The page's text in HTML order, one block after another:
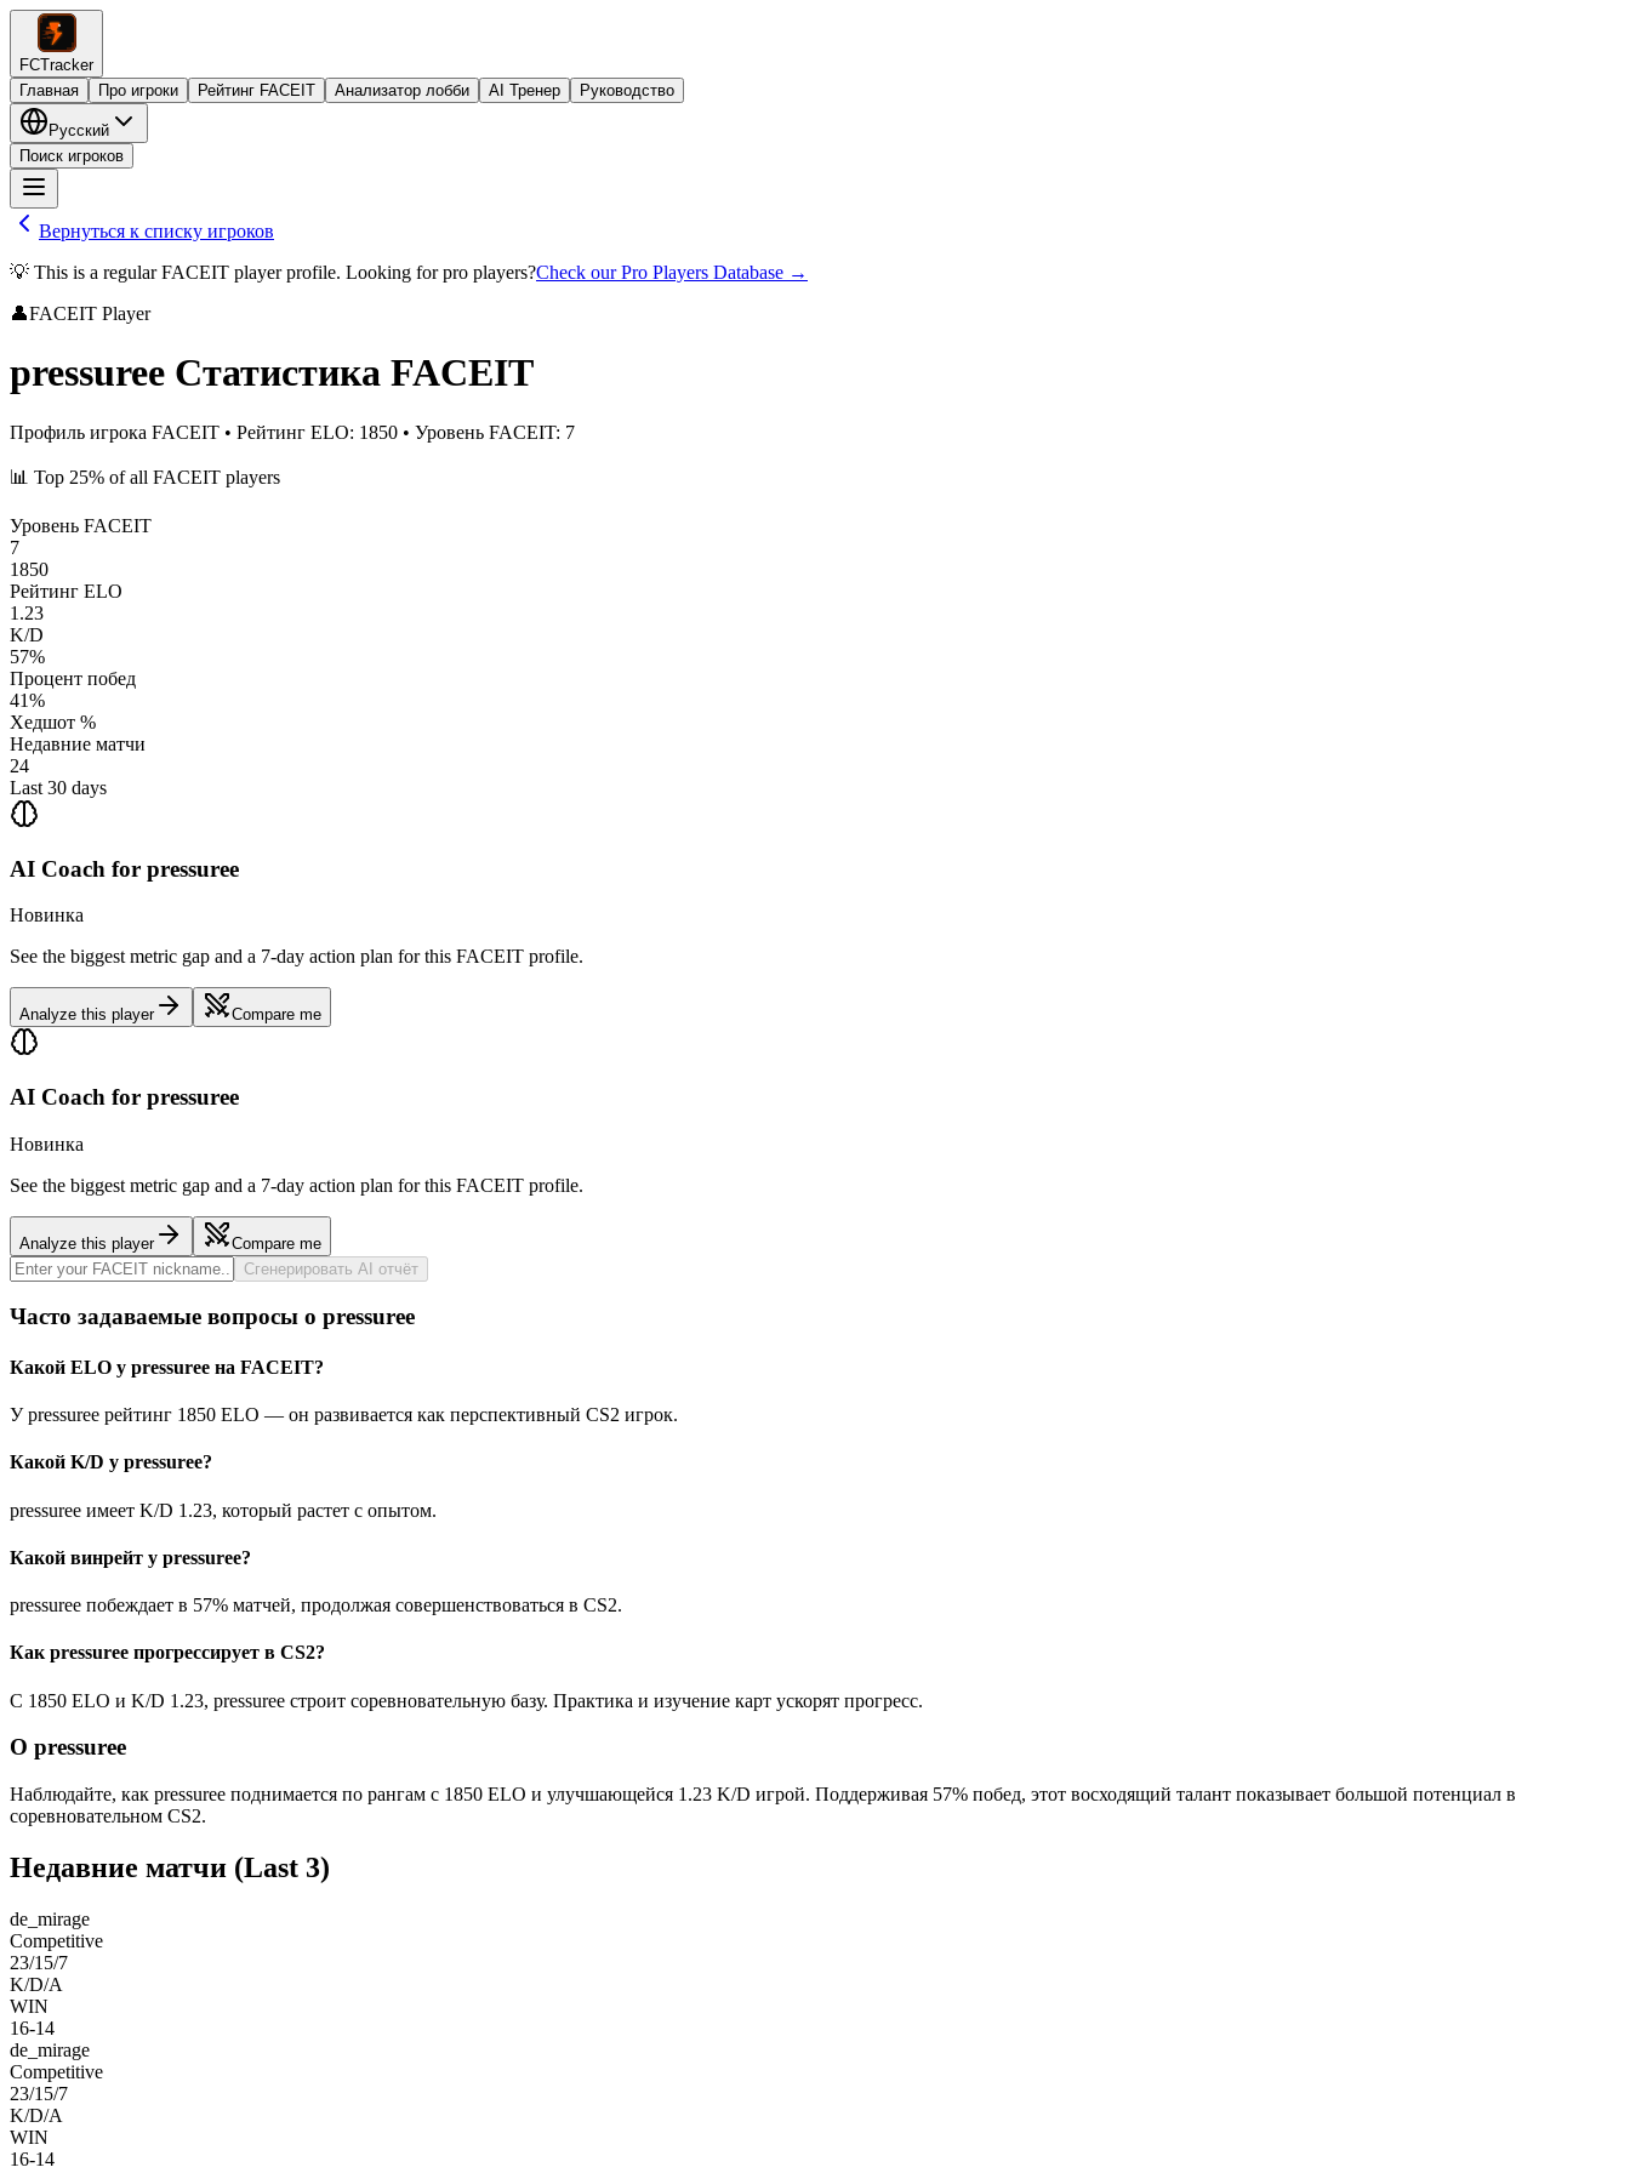
FCTracker
Главная
Про игроки Рейтинг FACEIT Анализатор лобби AI Тренер Руководство
Русский
Поиск игроков
Вернуться к списку игроков
💡 This is a regular FACEIT player profile. Looking for pro players?Check our Pro Players Database →
👤FACEIT Player
pressuree Статистика FACEIT
Профиль игрока FACEIT • Рейтинг ELO: 1850 • Уровень FACEIT: 7
📊 Top 25% of all FACEIT players
Уровень FACEIT
7
1850
Рейтинг ELO
1.23
K/D
57%
Процент побед
41%
Хедшот %
Недавние матчи
24
Last 30 days
AI Coach for pressuree
Новинка
See the biggest metric gap and a 7-day action plan for this FACEIT profile.
Analyze this player Compare me
AI Coach for pressuree
Новинка
See the biggest metric gap and a 7-day action plan for this FACEIT profile.
Analyze this player
Compare me
Сгенерировать AI отчёт
Часто задаваемые вопросы о pressuree
Какой ELO у pressuree на FACEIT?
У pressuree рейтинг 1850 ELO — он развивается как перспективный CS2 игрок.
Какой K/D у pressuree?
pressuree имеет K/D 1.23, который растет с опытом.
Какой винрейт у pressuree?
pressuree побеждает в 57% матчей, продолжая совершенствоваться в CS2.
Как pressuree прогрессирует в CS2?
С 1850 ELO и K/D 1.23, pressuree строит соревновательную базу. Практика и изучение карт ускорят прогресс.
О pressuree
Наблюдайте, как pressuree поднимается по рангам с 1850 ELO и улучшающейся 1.23 K/D игрой. Поддерживая 57% побед, этот восходящий талант показывает большой потенциал в
соревновательном CS2.
Недавние матчи (Last 3)
de_mirage
Competitive
23/15/7
K/D/A
WIN
16-14
de_mirage
Competitive
23/15/7
K/D/A
WIN
16-14